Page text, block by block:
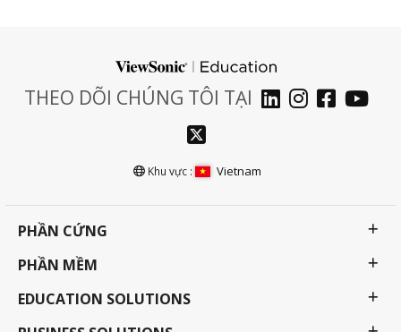
THEO DÕI CHÚNG TÔI TẠI
Khu vực : Vietnam
PHẦN CỨNG
PHẦN MỀM
EDUCATION SOLUTIONS